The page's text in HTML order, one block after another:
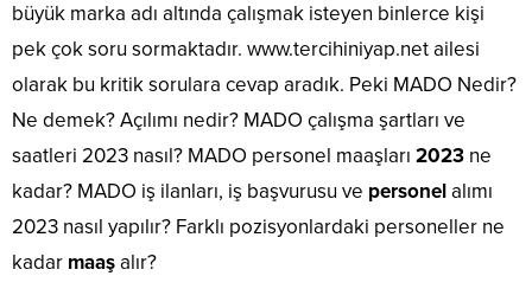
büyük marka adı altında çalışmak isteyen binlerce kişi
pek çok soru sormaktadır. www.tercihiniyap.net ailesi
olarak bu kritik sorulara cevap aradık. Peki MADO Nedir?
Ne demek? Açılımı nedir? MADO çalışma şartları ve
saatleri 2023 nasıl? MADO personel maaşları 2023 ne
kadar? MADO iş ilanları, iş başvurusu ve personelalımı
2023 nasıl yapılır? Farklı pozisyonlardaki personeller ne
kadar maaşalır?